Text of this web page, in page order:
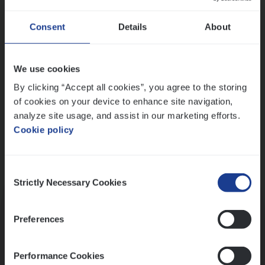
Consent Details About
We use cookies
By clicking “Accept all cookies”, you agree to the storing
of cookies on your device to enhance site navigation,
analyze site usage, and assist in our marketing efforts.
Cookie policy
Selection
Strictly Necessary Cookies
Preferences
Performance Cookies
Ons sollicitatieproces